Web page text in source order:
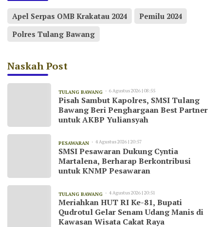
Apel Serpas OMB Krakatau 2024
Pemilu 2024
Polres Tulang Bawang
Naskah Post
TULANG BAWANG 6 Agustus 2026 | 08:55
Pisah Sambut Kapolres, SMSI Tulang
Bawang Beri Penghargaan Best Partner
untuk AKBP Yuliansyah
PESAWARAN 4 Agustus 2026 | 20:57
SMSI Pesawaran Dukung Cyntia
Martalena, Berharap Berkontribusi
untuk KNMP Pesawaran
TULANG BAWANG 4 Agustus 2026 | 20:51
Meriahkan HUT RI Ke-81, Bupati
Qudrotul Gelar Senam Udang Manis di
Kawasan Wisata Cakat Raya